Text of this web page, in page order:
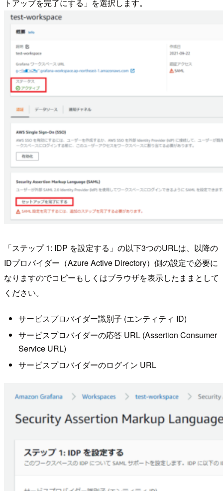
トアップを完了にする」を選択します。
「ステップ 1: IDP を設定する」の以下3つのURLは、以降の
IDプロバイダー（Azure Active Directory）側の設定で必要に
なりますのでコピーもしくはブラウザを表示したままとして
ください。
サービスプロバイダー識別子 (エンティティ ID)
サービスプロバイダーの応答 URL (Assertion Consumer
Service URL)
サービスプロバイダーのログイン URL